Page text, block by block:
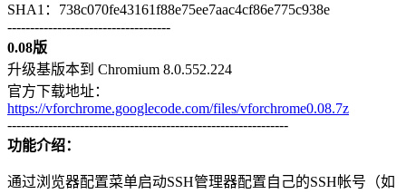
SHA1：738c070fe43161f88e75ee7aac4cf86e775c938e
------------------------------------
0.08版
升级基版本到 Chromium 8.0.552.224
官方下载地址：
https://vforchrome.googlecode.com/files/vforchrome0.08.7z
--------------------------------------------------------------
功能介绍：
通过浏览器配置菜单启动SSH管理器配置自己的SSH帐号（如